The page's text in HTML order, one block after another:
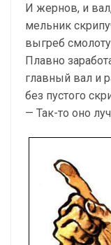
И жернов, и
мельник
выгреб
Плавно
главный вал и
без пустого
— Так-то оно